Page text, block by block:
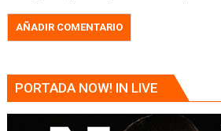
PORTADA NOW! IN LIVE